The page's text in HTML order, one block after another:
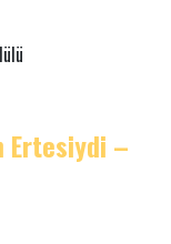
Ertesiydi –